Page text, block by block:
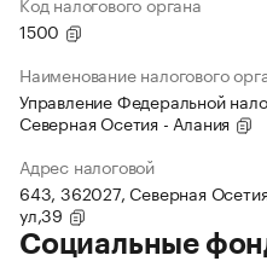
1500
Наименование налогового
Управление Федеральной
Северная Осетия - Алания
Адрес налоговой
643, 362027, Северная
ул,39
Социальные